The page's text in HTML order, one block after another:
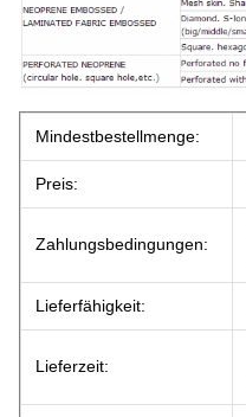
Mindestbestellmenge:
Preis:
Zahlungsbedingungen:
Lieferfähigkeit:
Lieferzeit: